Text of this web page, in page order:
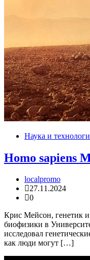
Наука и
Homo sapiens
localpromo
27.11.2024
0
Крис Мейсон, генетик
биофизики в
исследовал
как люди могут […]